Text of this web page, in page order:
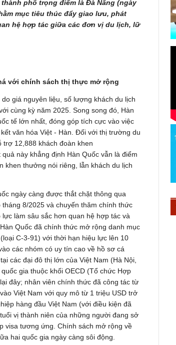
phố trọng điểm là Đà Nẵng (ngày
mục tiêu thúc đẩy giao lưu, phát
hệ hợp tác giữa các đơn vị du lịch, lữ
với chính sách thị thực mở rộng
giá nguyên liệu, số lượng khách du lịch
cùng kỳ năm 2025. Song song đó, Hàn
tế lớn nhất, đóng góp tích cực vào việc
văn hóa Việt - Hàn. Đối với thị trường du
trợ 12,888 khách đoàn khen
này khẳng định Hàn Quốc vẫn là điểm
khen thưởng nói riêng, lẫn khách du lịch
ngày càng được thắt chặt thông qua
8/2025 và chuyến thăm chính thức
làm sâu sắc hơn quan hệ hợp tác và
Quốc đã chính thức mở rộng danh mục
C-3-91) với thời hạn hiệu lực lên 10
các nhóm có uy tín cao về hồ sơ cá
các đại đô thị lớn của Việt Nam (Hà Nội,
gia thuộc khối OECD (Tổ chức Hợp
đây; nhân viên chính thức đã công tác từ
Việt Nam với quy mô từ 1 triệu USD trở
hàng đầu Việt Nam (với điều kiện đã
vị thành niên của những người đang sở
visa tương ứng. Chính sách mở rộng về
hai quốc gia ngày càng sôi động.